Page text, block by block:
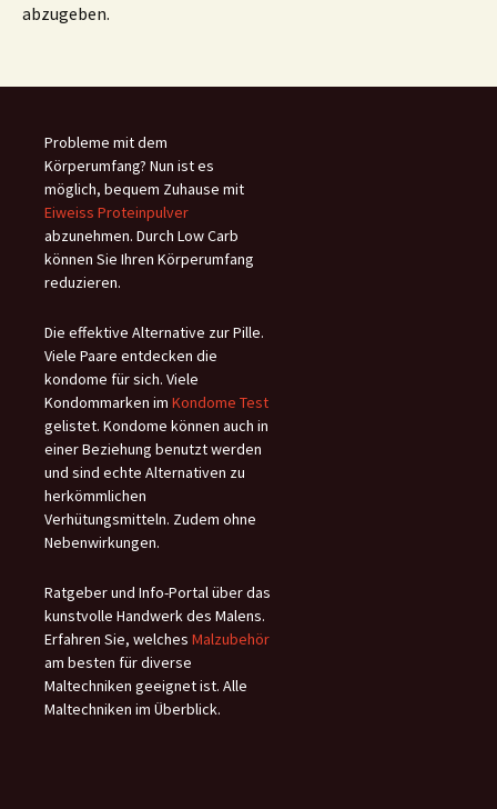
abzugeben.
Probleme mit dem
Körperumfang? Nun ist es
möglich, bequem Zuhause mit
Eiweiss Proteinpulver
abzunehmen. Durch Low Carb
können Sie Ihren Körperumfang
reduzieren.
Die effektive Alternative zur Pille.
Viele Paare entdecken die
kondome für sich. Viele
Kondommarken im Kondome Test
gelistet. Kondome können auch in
einer Beziehung benutzt werden
und sind echte Alternativen zu
herkömmlichen
Verhütungsmitteln. Zudem ohne
Nebenwirkungen.
Ratgeber und Info-Portal über das
kunstvolle Handwerk des Malens.
Erfahren Sie, welches Malzubehör
am besten für diverse
Maltechniken geeignet ist. Alle
Maltechniken im Überblick.